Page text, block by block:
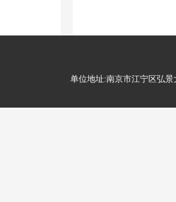
单位地址:南京市江宁区弘